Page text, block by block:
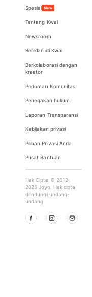
Spesial New
Tentang Kwai
Newsroom
Beriklan di Kwai
Berkolaborasi dengan
kreator
Pedoman Komunitas
Penegakan hukum
Laporan Transparansi
Kebijakan privasi
Pilihan Privasi Anda
Pusat Bantuan
Hak Cipta © 2012-
2026 Joyo. Hak cipta
dilindungi undang-
undang.